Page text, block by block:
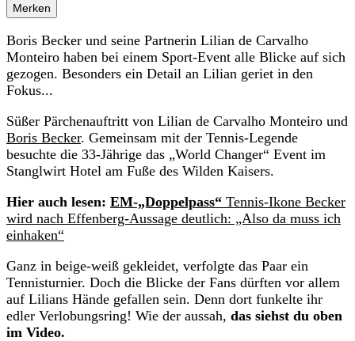
Merken
Boris Becker und seine Partnerin Lilian de Carvalho
Monteiro haben bei einem Sport-Event alle Blicke auf sich
gezogen. Besonders ein Detail an Lilian geriet in den
Fokus...
Süßer Pärchenauftritt von Lilian de Carvalho Monteiro und
Boris Becker. Gemeinsam mit der Tennis-Legende
besuchte die 33-Jährige das „World Changer“ Event im
Stanglwirt Hotel am Fuße des Wilden Kaisers.
Hier auch lesen: EM-„Doppelpass“ Tennis-Ikone Becker
wird nach Effenberg-Aussage deutlich: „Also da muss ich
einhaken“
Ganz in beige-weiß gekleidet, verfolgte das Paar ein
Tennisturnier. Doch die Blicke der Fans dürften vor allem
auf Lilians Hände gefallen sein. Denn dort funkelte ihr
edler Verlobungsring! Wie der aussah, das siehst du oben
im Video.